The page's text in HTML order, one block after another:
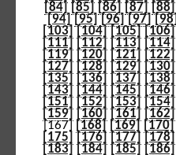
[84] [85] [86] [87] [88]
[94] [95] [96] [97] [98]
[103] [104] [105] [106]
[111] [112] [113] [114]
[119] [120] [121] [122]
[127] [128] [129] [130]
[135] [136] [137] [138]
[143] [144] [145] [146]
[151] [152] [153] [154]
[159] [160] [161] [162]
[167] [168] [169] [170]
[175]
[176] [177] [178]
[183] [184] [185] [186]